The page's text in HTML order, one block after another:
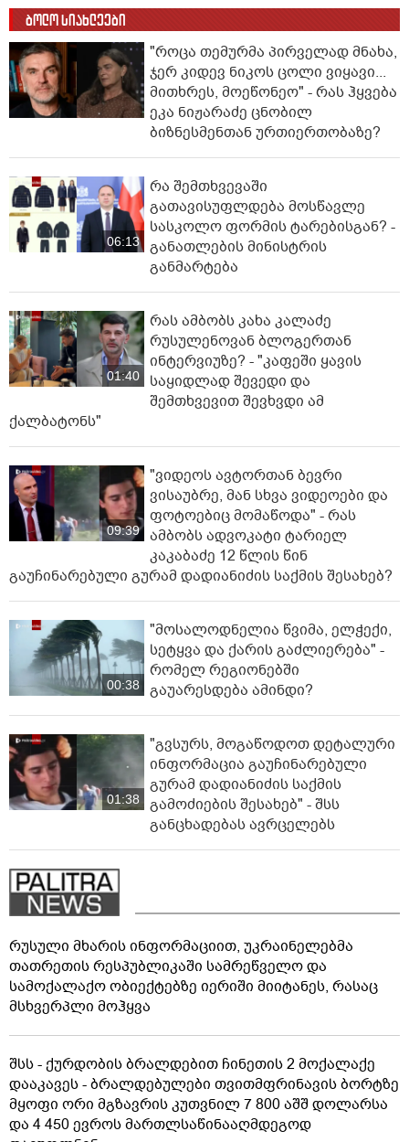
ბოლო სიახლეები
"როცა თემურმა პირველად მნახა,
ჯერ კიდევ ნიკოს ცოლი ვიყავი...
მითხრეს, მოეწონეო" - რას ჰყვება
ეკა ნიჟარაძე ცნობილ
ბიზნესმენთან ურთიერთობაზე?
06:13
რა შემთხვევაში
გათავისუფლდება მოსწავლე
სასკოლო ფორმის ტარებისგან? -
განათლების მინისტრის
განმარტება
01:40
რას ამბობს კახა კალაძე
რუსულენოვან ბლოგერთან
ინტერვიუზე? - "კაფეში ყავის
საყიდლად შევედი და
შემთხვევით შევხვდი ამ
ქალბატონს"
09:39
"ვიდეოს ავტორთან ბევრი
ვისაუბრე, მან სხვა ვიდეოები და
ფოტოებიც მომაწოდა" - რას
ამბობს ადვოკატი ტარიელ
კაკაბაძე 12 წლის წინ
გაუჩინარებული გურამ დადიანიძის საქმის შესახებ?
00:38
"მოსალოდნელია წვიმა, ელ­ჭე­ქი,
სე­ტყვა და ქა­რის გაძ­ლი­ე­რე­ბა" -
რომელ რეგიონებში
გაუარესდება ამინდი?
01:38
"გვსურს, მოგაწოდოთ დეტალური
ინფორმაცია გაუჩინარებული
გურამ დადიანიძის საქმის
გამოძიების შესახებ" - შსს
განცხადებას ავრცელებს
რუსული მხარის ინფორმაციით, უკრაინელებმა
თათრეთის რესპუბლიკაში სამრეწველო და
სამოქალაქო ობიექტებზე იერიში მიიტანეს, რასაც
მსხვერპლი მოჰყვა
შსს - ქურდობის ბრალდებით ჩინეთის 2 მოქალაქე
დააკავეს - ბრალდებულები თვითმფრინავის ბორტზე
მყოფი ორი მგზავრის კუთვნილ 7 800 აშშ დოლარსა
და 4 450 ევროს მართლსაწინააღმდეგოდ